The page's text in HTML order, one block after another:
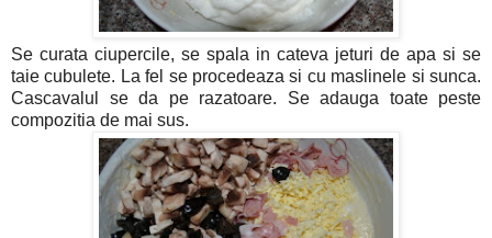
Se curata ciupercile, se spala in cateva jeturi de apa si se
taie cubulete. La fel se procedeaza si cu maslinele si sunca.
Cascavalul se da pe razatoare. Se adauga toate peste
compozitia de mai sus.